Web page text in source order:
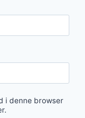
i denne browser